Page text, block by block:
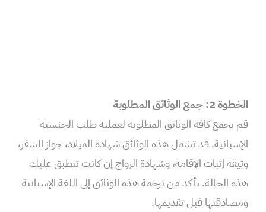
الخطوة 2: جمع الوثائق المطلوبة
قم بجمع كافة الوثائق المطلوبة لعملية طلب الجنسية
الإسبانية. قد تشمل هذه الوثائق شهادة الميلاد، جواز السفر،
وثيقة إثبات الإقامة، وشهادة الزواج إن كانت تنطبق عليك
هذه الحالة. تأكد من ترجمة هذه الوثائق إلى اللغة الإسبانية
ومصادقتها قبل تقديمها.